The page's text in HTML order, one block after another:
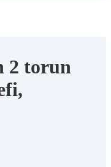
2 torun